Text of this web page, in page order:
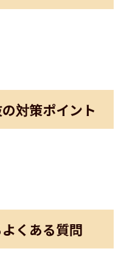
対策ポイント
くある質問